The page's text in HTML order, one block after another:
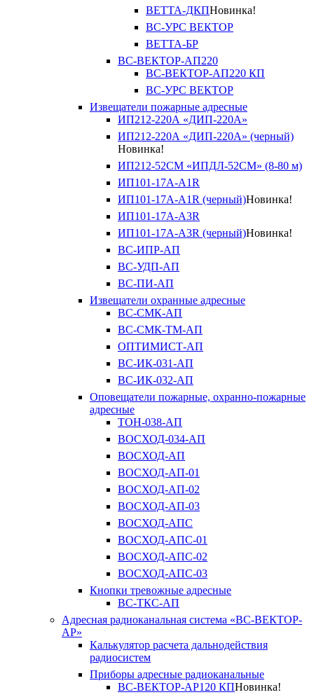
ВЕТТА-ДКПНовинка!
ВС-УРС ВЕКТОР
ВЕТТА-БР
ВС-ВЕКТОР-АП220
ВС-ВЕКТОР-АП220 КП
ВС-УРС ВЕКТОР
Извещатели пожарные адресные
ИП212-220А «ДИП-220А»
ИП212-220А «ДИП-220А» (черный)
Новинка!
ИП212-52СМ «ИПДЛ-52СМ» (8-80 м)
ИП101-17А-A1R
ИП101-17А-A1R (черный)Новинка!
ИП101-17А-A3R
ИП101-17А-A3R (черный)Новинка!
ВС-ИПР-АП
ВС-УДП-АП
ВС-ПИ-АП
Извещатели охранные адресные
ВС-СМК-АП
ВС-СМК-ТМ-АП
ОПТИМИСТ-АП
ВС-ИК-031-АП
ВС-ИК-032-АП
Оповещатели пожарные, охранно-пожарные
адресные
ТОН-038-АП
ВОСХОД-034-АП
ВОСХОД-АП
ВОСХОД-АП-01
ВОСХОД-АП-02
ВОСХОД-АП-03
ВОСХОД-АПС
ВОСХОД-АПС-01
ВОСХОД-АПС-02
ВОСХОД-АПС-03
Кнопки тревожные адресные
ВС-ТКС-АП
Адресная радиоканальная система «ВС-ВЕКТОР-
АР»
Калькулятор расчета дальнодействия
радиосистем
Приборы адресные радиоканальные
ВС-ВЕКТОР-АР120 КПНовинка!